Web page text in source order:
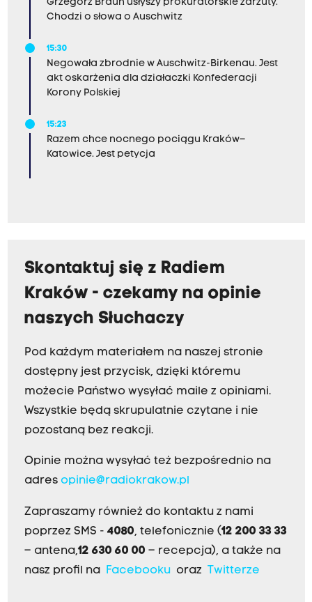
Grzegorz Braun usłyszy prokuratorskie zarzuty.
Chodzi o słowa o Auschwitz
15:30
Negowała zbrodnie w Auschwitz-Birkenau. Jest
akt oskarżenia dla działaczki Konfederacji
Korony Polskiej
15:23
Razem chce nocnego pociągu Kraków–
Katowice. Jest petycja
Skontaktuj się z Radiem
Kraków - czekamy na opinie
naszych Słuchaczy
Pod każdym materiałem na naszej stronie
dostępny jest przycisk, dzięki któremu
możecie Państwo wysyłać maile z opiniami.
Wszystkie będą skrupulatnie czytane i nie
pozostaną bez reakcji.
Opinie można wysyłać też bezpośrednio na
adres opinie@radiokrakow.pl
Zapraszamy również do kontaktu z nami
poprzez SMS - 4080, telefonicznie (12 200 33 33
– antena,12 630 60 00 – recepcja), a także na
nasz profil na
Facebookuoraz Twitterze